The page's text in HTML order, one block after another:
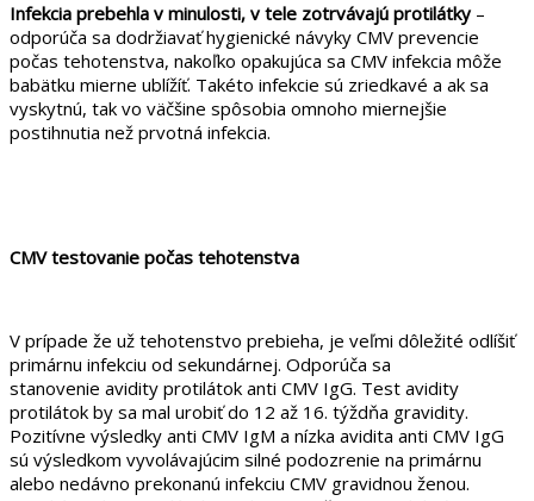
Infekcia prebehla v minulosti, v tele zotrvávajú protilátky–
odporúča sa dodržiavať hygienické návyky CMV prevencie
počas tehotenstva, nakoľko opakujúca sa CMV infekcia môže
babätku mierne ublížíť. Takéto infekcie sú zriedkavé a ak sa
vyskytnú, tak vo väčšine spôsobia omnoho miernejšie
postihnutia než prvotná infekcia.
CMV testovanie počas tehotenstva
V prípade že už tehotenstvo prebieha, je veľmi dôležité odlíšiť
primárnu infekciu od sekundárnej. Odporúča sa
stanovenie avidity protilátok anti CMV IgG. Test avidity
protilátok by sa mal urobiť do 12 až 16. týždňa gravidity.
Pozitívne výsledky anti CMV IgM a nízka avidita anti CMV IgG
sú výsledkom vyvolávajúcim silné podozrenie na primárnu
alebo nedávno prekonanú infekciu CMV gravidnou ženou.